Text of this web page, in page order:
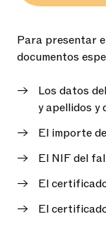
Para presentar
documentos
Los datos
y apellidos y
El importe
El NIF del
El
El